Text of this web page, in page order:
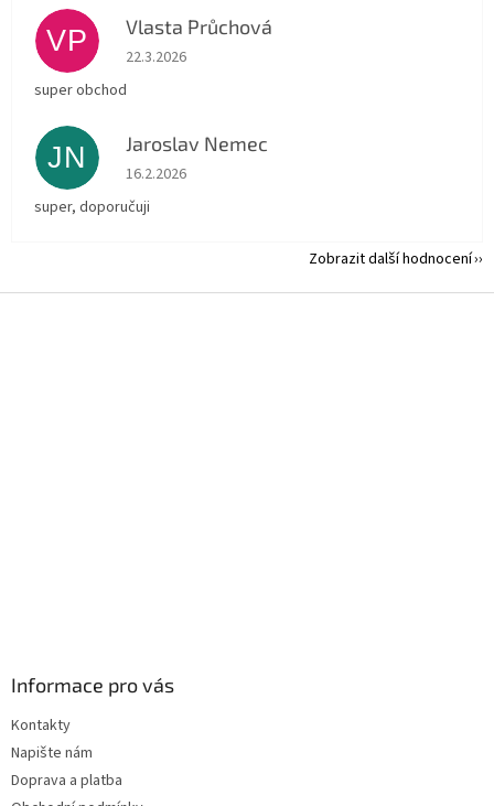
VP Vlasta Průchová
Hodnocení obchodu je 5 z 5 hvězdiček.
22.3.2026
super obchod
JN Jaroslav Nemec
Hodnocení obchodu je 5 z 5 hvězdiček.
16.2.2026
super, doporučuji
Zobrazit další hodnocení
Informace pro vás
Kontakty
Napište nám
Doprava a platba